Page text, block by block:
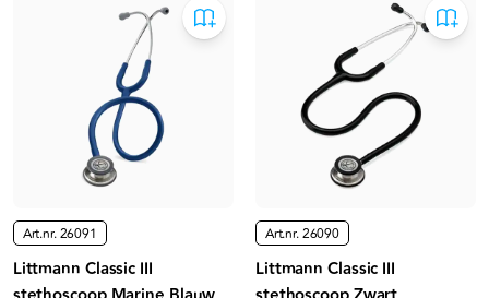
Art.nr.26091
Littmann Classic III
Art.nr.26090
Littmann Classic III